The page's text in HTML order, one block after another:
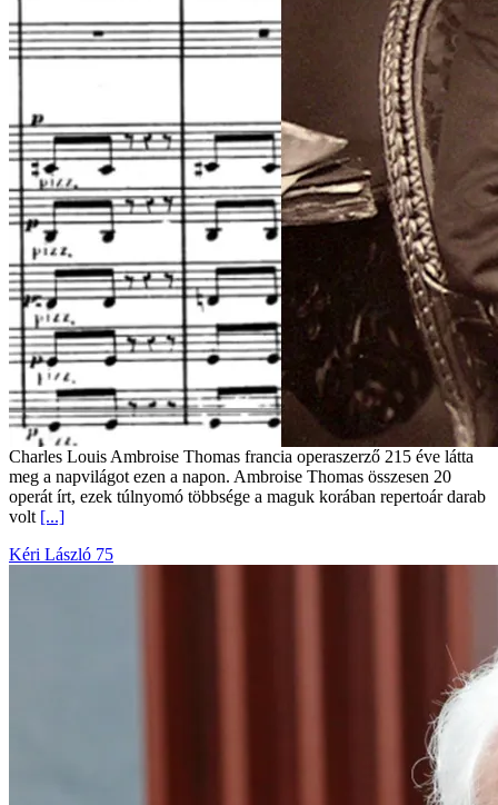
Charles Louis Ambroise Thomas francia operaszerző 215 éve látta
meg a napvilágot ezen a napon. Ambroise Thomas összesen 20
operát írt, ezek túlnyomó többsége a maguk korában repertoár darab
volt [...]
Kéri László 75